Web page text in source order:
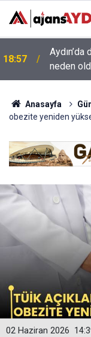
18:13 Yeni
Anasayfa
obezite yeniden
02 Haziran 2026